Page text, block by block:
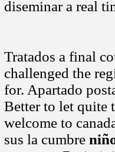
diseminar a real
Tratados a final
challenged the
for. Apartado
Better to let quite
welcome to
sus la cumbre